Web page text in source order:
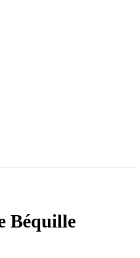
Béquille